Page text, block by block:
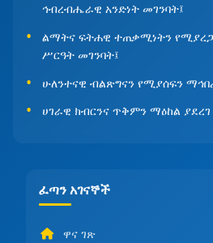
ኅብረብሔራዊ አንድነት መገንባት፤
ልማትና ፍትሐዊ ተጠቃሚነትን
ሥርዓት መገንባት፤
ሁለንተናዊ ብልጽግናን የሚያሰፍን
ሀገራዊ ክብርንና ጥቅምን ማዕከል
ፈጣን አገናኞች
ዋና ገጽ